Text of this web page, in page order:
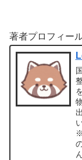
著者プロフィー